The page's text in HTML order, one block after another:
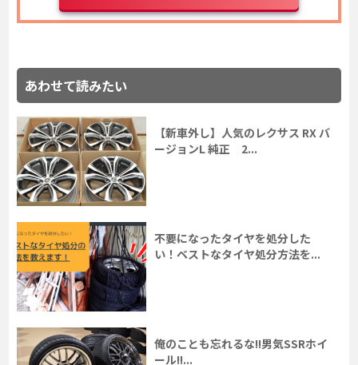
あわせて読みたい
【新車外し】人気のレクサス RX バ
ージョンL 純正 2...
不要になったタイヤを処分した
い！ベストなタイヤ処分方法を...
俺のことも忘れるな!!男気SSRホイ
ール!!...